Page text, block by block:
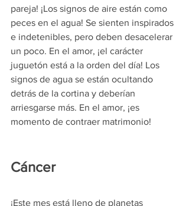
pareja! ¡Los signos de aire están como
peces en el agua! Se sienten inspirados
e indetenibles, pero deben desacelerar
un poco. En el amor, ¡el carácter
juguetón está a la orden del día! Los
signos de agua se están ocultando
detrás de la cortina y deberían
arriesgarse más. En el amor, ¡es
momento de contraer matrimonio!
Cáncer
¡Este mes está lleno de planetas